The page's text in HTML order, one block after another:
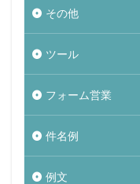
その他
ツール
フォーム営業
件名例
例文